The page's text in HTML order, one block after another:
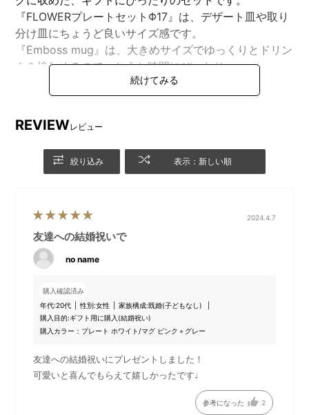
『FLOWERプレートセットΦ17』は、デザート皿や取り
分け皿にちょうど良いサイズ感です。
『Emboss mug』は、大きめサイズでゆっくりとドリン
クを愉しめるので、おうち時間にぴったり。
さらに、ギフトを受け取ったあとも長くつかえるギフト
バッグにお入れしてお届けいたします。
●BRUNO online限定オリジナルギフトバッグのラッピ
ングとメッセージボード
※本商品はメッセージボードをセットした状態のセット
ギフトバッグには持ち手が付
いているのでエコバッグとし
REVIEWレビュー
絞り込み 表示：新しい順
2024.4.7
友達への結婚祝いで
no name
購入確認済み
年代:20代 性別:女性 家族構成:既婚(子どもなし)
購入目的:ギフト用に購入(結婚祝い)
購入カラー：プレート ホワイト/マグ ピンク＋グレー
友達への結婚祝いにプレゼントしました！
可愛いと喜んでもらえて嬉しかったです♩
参考になった 2